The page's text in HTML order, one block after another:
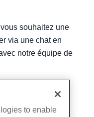
souhaitez une
via une chat en
notre équipe de
Copie URL
to enable